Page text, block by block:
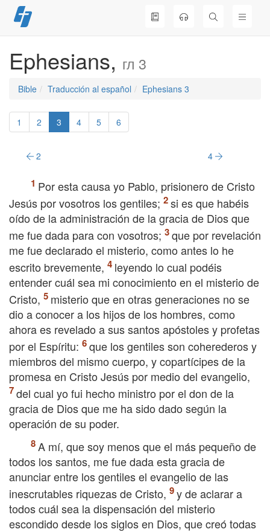
Skip
to
Ephesians, гл 3
Bible Traducción al español Ephesians 3
1 2 3 4 5 6
2 4
Por esta causa yo Pablo, prisionero de Cristo
Jesús por vosotros los gentiles;
si es que habéis
oído de la administración de la gracia de Dios que
me fue dada para con vosotros;
que por revelación
me fue declarado el misterio, como antes lo he
escrito brevemente,
leyendo lo cual podéis
entender cuál sea mi conocimiento en el misterio de
Cristo,
misterio que en otras generaciones no se
dio a conocer a los hijos de los hombres, como
ahora es revelado a sus santos apóstoles y profetas
por el Espíritu:
que los gentiles son coherederos y
miembros del mismo cuerpo, y copartícipes de la
promesa en Cristo Jesús por medio del evangelio,
del cual yo fui hecho ministro por el don de la
gracia de Dios que me ha sido dado según la
operación de su poder.
A mí, que soy menos que el más pequeño de
todos los santos, me fue dada esta gracia de
anunciar entre los gentiles el evangelio de las
inescrutables riquezas de Cristo,
y de aclarar a
todos cuál sea la dispensación del misterio
escondido desde los siglos en Dios, que creó todas